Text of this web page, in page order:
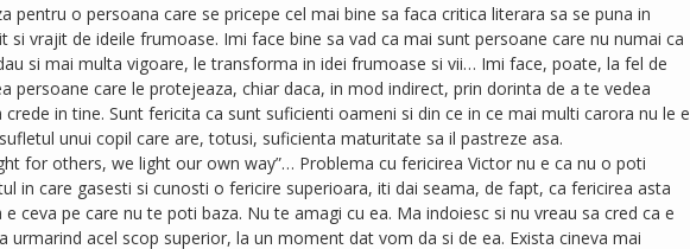
pentru o persoana care se pricepe cel mai bine sa faca critica literara sa se puna in
si vrajit de ideile frumoase. Imi face bine sa vad ca mai sunt persoane care nu numai ca
si mai multa vigoare, le transforma in idei frumoase si vii… Imi face, poate, la fel de
persoane care le protejeaza, chiar daca, in mod indirect, prin dorinta de a te vedea
in tine. Sunt fericita ca sunt suficienti oameni si din ce in ce mai multi carora nu le e
unui copil care are, totusi, suficienta maturitate sa il pastreze asa.
for others, we light our own way”… Problema cu fericirea Victor nu e ca nu o poti
in care gasesti si cunosti o fericire superioara, iti dai seama, de fapt, ca fericirea asta
ceva pe care nu te poti baza. Nu te amagi cu ea. Ma indoiesc si nu vreau sa cred ca e
urmarind acel scop superior, la un moment dat vom da si de ea. Exista cineva mai